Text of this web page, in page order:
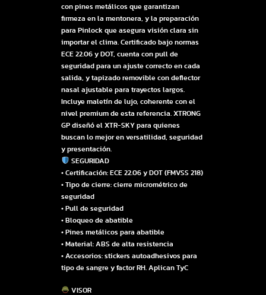
con pines metálicos que garantizan
firmeza en la mentonera, y la preparación
para Pinlock que asegura visión clara sin
importar el clima. Certificado bajo normas
ECE 22.06 y DOT, cuenta con pull de
seguridad para un ajuste correcto en cada
salida, y tapizado removible con deflector
nasal ajustable para trayectos largos.
Incluye maletín de lujo, coherente con el
nivel premium de esta referencia. XTRONG
GP diseñó el XTR-SKY para quienes
buscan lo mejor en versatilidad, seguridad
y presentación.
SEGURIDAD
• Certificación: ECE 22.06 y DOT (FMVSS 218)
• Tipo de cierre: cierre micrométrico de
seguridad
• Pull de seguridad
• Bloqueo de abatible
• Pines metálicos para abatible
• Material: ABS de alta resistencia
• Accesorios: stickers autoadhesivos para
tipo de sangre y factor RH. Aplican TyC
VISOR